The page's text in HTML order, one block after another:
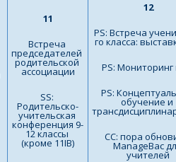
11
Встреча
председателей
родительской
ассоциации
SS:
Родительско-
учительская
конференция 9-
12 классы
(кроме 11IB)
12
PS: Встреча
го класса:
PS: Мониторинг
PS:
обучение и
СС: пора
ManageBac
учителей